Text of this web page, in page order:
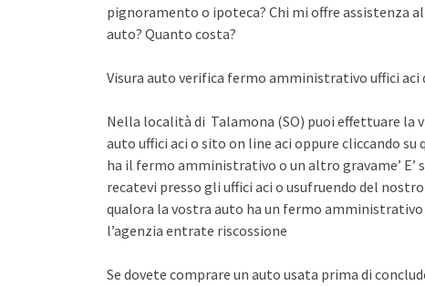
pignoramento o ipoteca? Chi mi offre assistenza
auto? Quanto costa?
Visura auto verifica fermo amministrativo uffici aci
Nella località di Talamona (SO) puoi effettuare
auto uffici aci o sito on line aci oppure cliccando su
ha il fermo amministrativo o un altro gravame’
recatevi presso gli uffici aci o usufruendo del
qualora la vostra auto ha un fermo
l’agenzia entrate riscossione
Se dovete comprare un auto usata prima di